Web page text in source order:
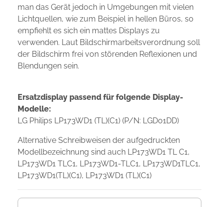
man das Gerät jedoch in Umgebungen mit vielen
Lichtquellen, wie zum Beispiel in hellen Büros, so
empfiehlt es sich ein mattes Displays zu
verwenden. Laut Bildschirmarbeitsverordnung soll
der Bildschirm frei von störenden Reflexionen und
Blendungen sein.
Ersatzdisplay passend für folgende Display-
Modelle:
LG Philips LP173WD1 (TL)(C1) (P/N: LGD01DD)
Alternative Schreibweisen der aufgedruckten
Modellbezeichnung sind auch LP173WD1 TL C1,
LP173WD1 TLC1, LP173WD1-TLC1, LP173WD1TLC1,
LP173WD1(TL)(C1), LP173WD1 (TL)(C1)